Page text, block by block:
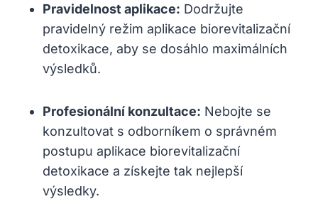
Pravidelnost aplikace: Dodržujte
pravidelný režim aplikace biorevitalizační
detoxikace, aby se dosáhlo maximálních
výsledků.
Profesionální konzultace: Nebojte se
konzultovat s odborníkem o správném
postupu aplikace biorevitalizační
detoxikace a získejte tak nejlepší
výsledky.